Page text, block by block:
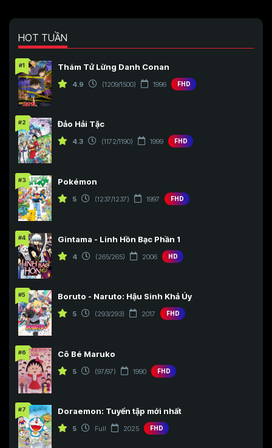
HOT TUẦN
#1 Thám Tử Lừng Danh Conan
4.9 (1209/1500) 1996 FHD
#2 Đảo Hải Tặc
4.3 (1172/1190) 1999 FHD
#3 Pokémon
5 (1237/1237) 1997 FHD
#4 Gintama - Linh Hồn Bạc Phần 1
4 (265/265) 2006 HD
#5 Boruto - Naruto: Hậu Sinh Khả Úy
5 (293/293) 2017 FHD
#6 Cô Bé Maruko
5 (97/97) 1990 FHD
#7 Doraemon: Tuyển tập mới nhất
5 Full 2025 FHD